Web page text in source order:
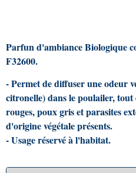
Parfun d'ambiance Biologique
F32600.
- Permet de diffuser une odeur
citronelle) dans le poulailer, tout
rouges, poux gris et parasites
d'origine végétale présents.
- Usage réservé à l'habitat.